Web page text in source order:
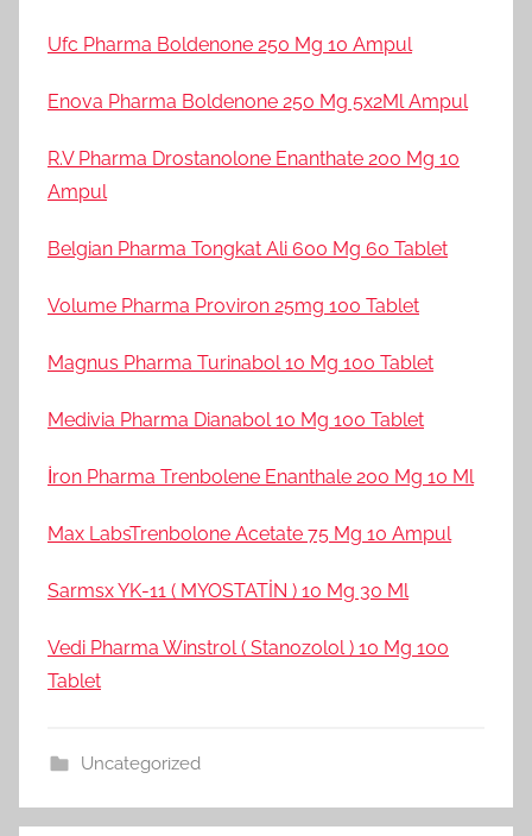
Ufc Pharma Boldenone 250 Mg 10 Ampul
Enova Pharma Boldenone 250 Mg 5x2Ml Ampul
R.V Pharma Drostanolone Enanthate 200 Mg 10
Ampul
Belgian Pharma Tongkat Ali 600 Mg 60 Tablet
Volume Pharma Proviron 25mg 100 Tablet
Magnus Pharma Turinabol 10 Mg 100 Tablet
Medivia Pharma Dianabol 10 Mg 100 Tablet
İron Pharma Trenbolene Enanthale 200 Mg 10 Ml
Max LabsTrenbolone Acetate 75 Mg 10 Ampul
Sarmsx YK-11 ( MYOSTATİN ) 10 Mg 30 Ml
Vedi Pharma Winstrol ( Stanozolol ) 10 Mg 100
Tablet
Uncategorized